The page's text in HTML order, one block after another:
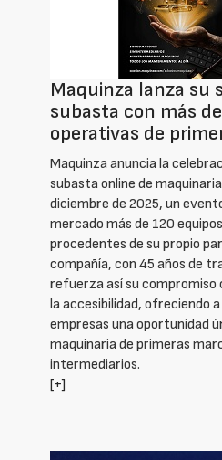
Maquinza lanza su
subasta con más
operativas de
Maquinza anuncia la
subasta online de
diciembre de 2025, un
mercado más de 120
procedentes de su propio
compañía, con 45 años de
refuerza así su compromiso
la accesibilidad, ofreciendo
empresas una oportunidad
maquinaria de primeras
intermediarios.
[+]